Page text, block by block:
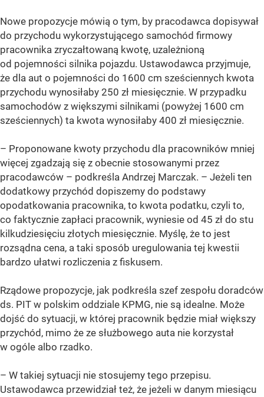
Nowe propozycje mówią o tym, by pracodawca dopisywał
do przychodu wykorzystującego samochód firmowy
pracownika zryczałtowaną kwotę, uzależnioną
od pojemności silnika pojazdu. Ustawodawca przyjmuje,
że dla aut o pojemności do 1600 cm sześciennych kwota
przychodu wynosiłaby 250 zł miesięcznie. W przypadku
samochodów z większymi silnikami (powyżej 1600 cm
sześciennych) ta kwota wynosiłaby 400 zł miesięcznie.
– Proponowane kwoty przychodu dla pracowników mniej
więcej zgadzają się z obecnie stosowanymi przez
pracodawców – podkreśla Andrzej Marczak. – Jeżeli ten
dodatkowy przychód dopiszemy do podstawy
opodatkowania pracownika, to kwota podatku, czyli to,
co faktycznie zapłaci pracownik, wyniesie od 45 zł do stu
kilkudziesięciu złotych miesięcznie. Myślę, że to jest
rozsądna cena, a taki sposób uregulowania tej kwestii
bardzo ułatwi rozliczenia z fiskusem.
Rządowe propozycje, jak podkreśla szef zespołu doradców
ds. PIT w polskim oddziale KPMG, nie są idealne. Może
dojść do sytuacji, w której pracownik będzie miał większy
przychód, mimo że ze służbowego auta nie korzystał
w ogóle albo rzadko.
– W takiej sytuacji nie stosujemy tego przepisu.
Ustawodawca przewidział też, że jeżeli w danym miesiącu